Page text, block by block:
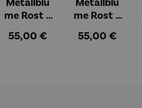
me Rost –
Regulärer Preis:
55,00 €
me Rost –
Regulärer
55,00 €